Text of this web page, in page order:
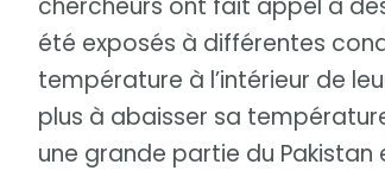
été exposés à différentes
température à l’intérieur de
plus à abaisser sa
une grande partie du